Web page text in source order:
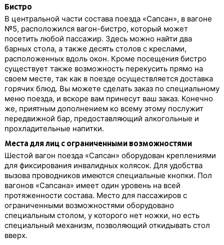
Бистро
В центральной части состава поезда «Сапсан», в вагоне
№5, расположился вагон-бистро, который может
посетить любой пассажир. Здесь можно найти два
барных стола, а также десять столов с креслами,
расположенных вдоль окон. Кроме посещения бистро
существует также возможность перекусить прямо на
своем месте, так как в поезде осуществляется доставка
горячих блюд. Вы можете сделать заказ по специальному
меню поезда, и вскоре вам принесут ваш заказ. Конечно
же, приятным дополнением ко всему этому послужит
передвижной бар, предоставляющий алкогольные и
прохладительные напитки.
Места для лиц с ограниченными возможностями
Шестой вагон поезда «Сапсан» оборудован креплениями
для фиксирования инвалидных колясок. Для удобства
вызова проводников имеются специальные кнопки. Пол
вагонов «Сапсана» имеет один уровень на всей
протяженности состава. Место для пассажиров с
ограниченными возможностями оборудовано
специальным столом, у которого нет ножки, но есть
специальный механизм, позволяющий откидывать стол
вверх.